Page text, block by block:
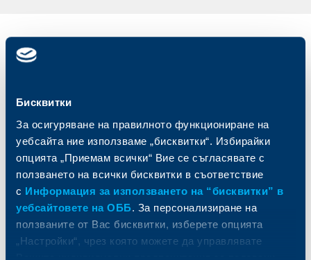
Бисквитки
За осигуряване на правилното функциониране на
уебсайта ние използваме „бисквитки“. Избирайки
опцията „Приемам всички“ Вие се съгласявате с
ползването на всички бисквитки в съответствие
с Информация за използването на “бисквитки” в
уебсайтовете на ОББ. За персонализиране на
ползваните от Вас бисквитки, изберете опцията
„Настройки“, чрез която можете да управлявате
Индивидуални
клиенти
Сметки и плащания
Кредити
Спестявания и инвестиции
Частно банкиране
Актуализация на клиентски данни
Търговско финансиране
ПОС терминали
Пазари, инвестиционно банкиране
Финансови институции и суверени
За ОББ Групата на KBC